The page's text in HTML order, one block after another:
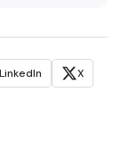
LinkedIn
X